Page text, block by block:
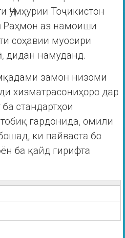
Ҷумҳурии Тоҷикистон
аз намоиши
соҳавии муосири
дидан намуданд.
замон низоми
хизматрасониҳоро дар
стандартҳои
гардонида, омили
ки пайваста бо
ба қайд гирифта